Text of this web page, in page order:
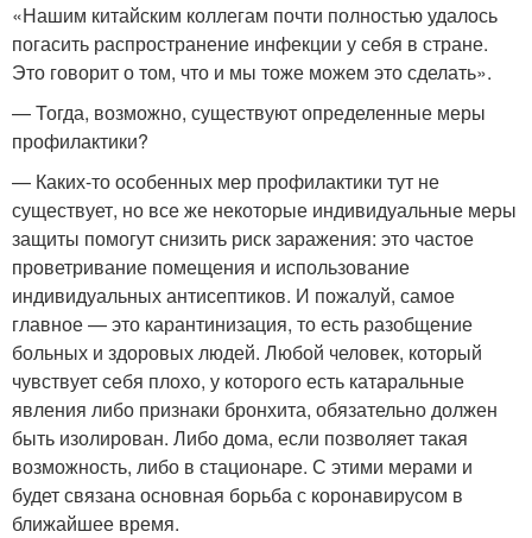
«Нашим китайским коллегам почти полностью удалось
погасить распространение инфекции у себя в стране.
Это говорит о том, что и мы тоже можем это сделать».
— Тогда, возможно, существуют определенные меры
профилактики?
— Каких-то особенных мер профилактики тут не
существует, но все же некоторые индивидуальные меры
защиты помогут снизить риск заражения: это частое
проветривание помещения и использование
индивидуальных антисептиков. И пожалуй, самое
главное — это карантинизация, то есть разобщение
больных и здоровых людей. Любой человек, который
чувствует себя плохо, у которого есть катаральные
явления либо признаки бронхита, обязательно должен
быть изолирован. Либо дома, если позволяет такая
возможность, либо в стационаре. С этими мерами и
будет связана основная борьба с коронавирусом в
ближайшее время.